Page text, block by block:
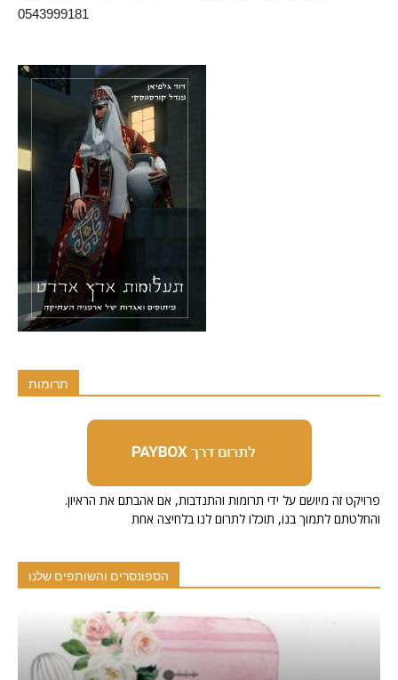
0543999181
תרומות
.פרויקט זה מיושם על ידי תרומות והתנדבות, אם אהבתם את הראיון
והחלטתם לתמוך בנו, תוכלו לתרום לנו בלחיצה אחת
הספונסרים והשותפים שלנו